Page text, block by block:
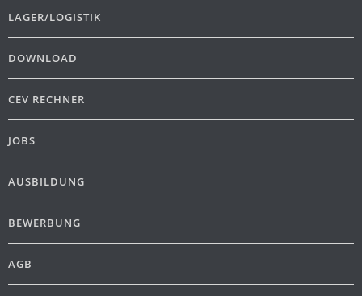
LAGER/LOGISTIK
DOWNLOAD
CEV RECHNER
JOBS
AUSBILDUNG
BEWERBUNG
AGB